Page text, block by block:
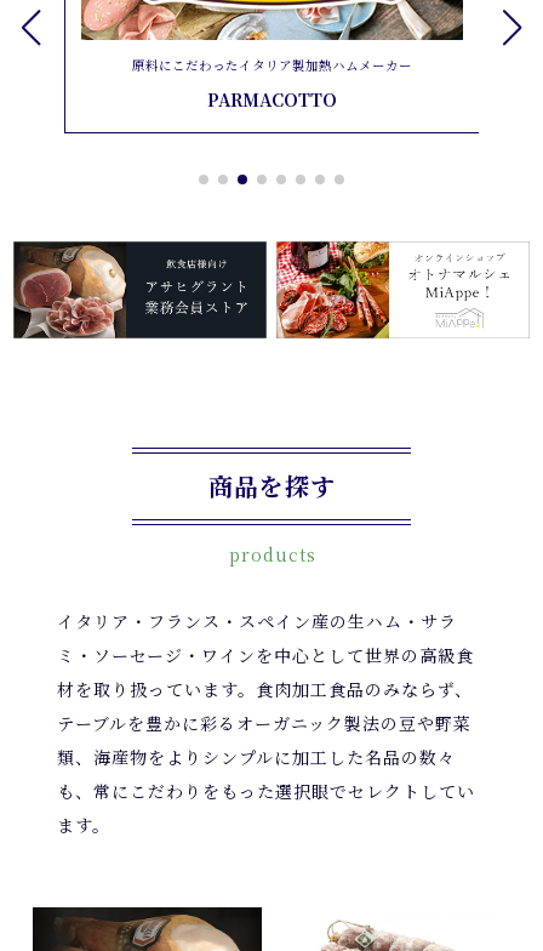
ったイタリア製加熱ハムメーカー ヨーロッパに幅広く展開してい
商品を探す
products
イタリア・フランス・スペイン産の生ハム・サラ
ミ・ソーセージ・ワインを中心として世界の高級食
材を取り扱っています。食肉加工食品のみならず、
テーブルを豊かに彩るオーガニック製法の豆や野菜
類、海産物をよりシンプルに加工した名品の数々
も、常にこだわりをもった選択眼でセレクトしてい
ます。